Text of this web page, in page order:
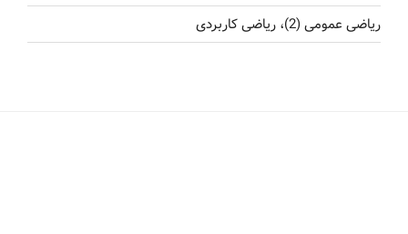
ریاضی عمومی (2)، ریاضی کاربردی